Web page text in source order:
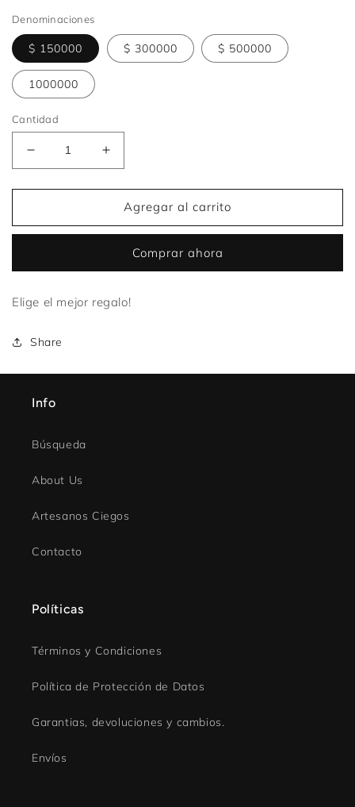
Denominaciones
$ 150000 $ 300000 $ 500000
1000000
Cantidad
Reducir
cantidad
para
de
Aumentar
cantidad
para
Tarjeta
de
Agregar al carrito
Comprar ahora
Elige el mejor regalo!
Share
Info
Búsqueda
About Us
Artesanos Ciegos
Contacto
Políticas
Términos y Condiciones
Política de Protección de Datos
Garantias, devoluciones y cambios.
Envíos